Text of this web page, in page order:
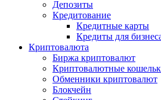
Депозиты
Кредитование
Кредитные карты
Кредиты для
Криптовалюта
Биржа криптовалют
Криптовалютные
Обменники криптовалют
Блокчейн